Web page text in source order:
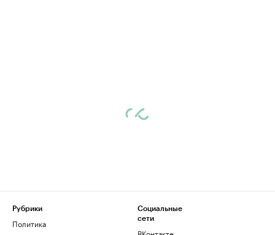
Рубрики
Политика
Социальные
сети